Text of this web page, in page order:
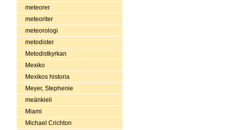
meteorer
meteoriter
meteorologi
metodister
Metodistkyrkan
Mexiko
Mexikos historia
Meyer, Stephenie
meänkieli
Miami
Michael Crichton